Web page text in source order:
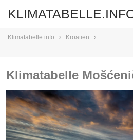
Klimatabelle.info Kroatien
Klimatabelle